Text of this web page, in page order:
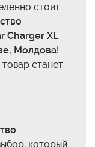
стоит
Charger XL
Молдова!
станет
который